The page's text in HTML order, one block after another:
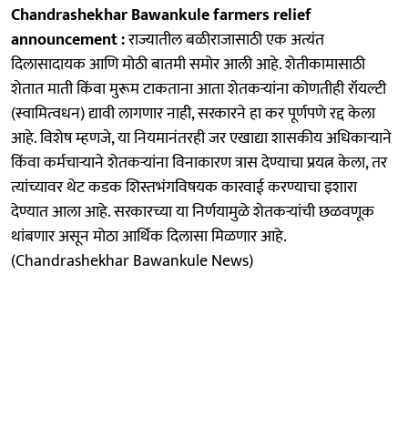
Chandrashekhar Bawankule farmers relief
announcement :राज्यातील बळीराजासाठी एक अत्यंत
दिलासादायक आणि मोठी बातमी समोर आली आहे. शेतीकामासाठी
शेतात माती किंवा मुरूम टाकताना आता शेतकऱ्यांना कोणतीही रॉयल्टी
(स्वामित्वधन) द्यावी लागणार नाही, सरकारने हा कर पूर्णपणे रद्द केला
आहे. विशेष म्हणजे, या नियमानंतरही जर एखाद्या शासकीय अधिकाऱ्याने
किंवा कर्मचाऱ्याने शेतकऱ्यांना विनाकारण त्रास देण्याचा प्रयत्न केला, तर
त्यांच्यावर थेट कडक शिस्तभंगविषयक कारवाई करण्याचा इशारा
देण्यात आला आहे. सरकारच्या या निर्णयामुळे शेतकऱ्यांची छळवणूक
थांबणार असून मोठा आर्थिक दिलासा मिळणार आहे.
(Chandrashekhar Bawankule News)